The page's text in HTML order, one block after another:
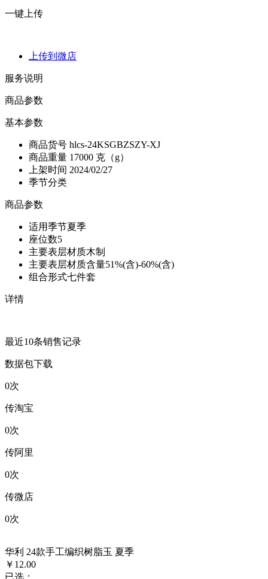
一键上传
上传到微店
服务说明
商品参数
基本参数
商品货号 hlcs-24KSGBZSZY-XJ
商品重量 17000 克（g）
上架时间 2024/02/27
季节分类
商品参数
适用季节夏季
座位数5
主要表层材质木制
主要表层材质含量51%(含)-60%(含)
组合形式七件套
详情
最近10条销售记录
数据包下载
0次
传淘宝
0次
传阿里
0次
传微店
0次
华利 24款手工编织树脂玉 夏季
￥12.00